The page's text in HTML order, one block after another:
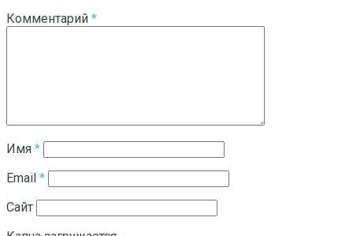
Комментарий *
Имя *
Email *
Сайт